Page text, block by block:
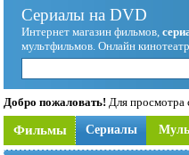
Сериалы на DVD
Интернет магазин фильмов,
мультфильмов. Онлайн
Добро пожаловать! Для просмотра
Фильмы Сериалы